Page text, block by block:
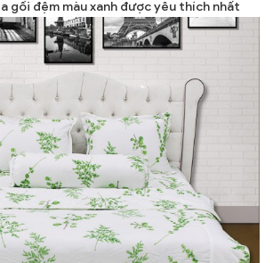
gối đệm màu xanh được yêu thích nhất